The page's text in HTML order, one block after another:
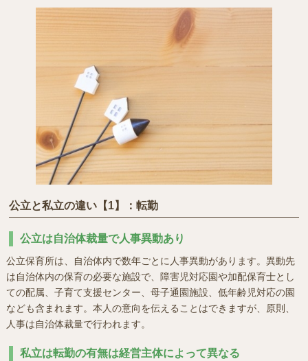
公立と私立の違い【1】：転勤
公立は自治体裁量で人事異動あり
公立保育所は、自治体内で数年ごとに人事異動があります。異動先
は自治体内の保育の必要な施設で、障害児対応園や加配保育士とし
ての配属、子育て支援センター、母子通園施設、低年齢児対応の園
なども含まれます。本人の意向を伝えることはできますが、原則、
人事は自治体裁量で行われます。
私立は転勤の有無は経営主体によって異なる